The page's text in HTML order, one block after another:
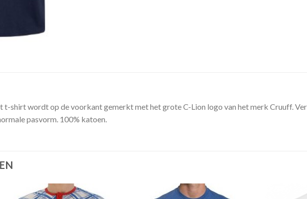
shirt wordt op de voorkant gemerkt met het grote C-Lion logo van het merk Cruuff.
pasvorm. 100% katoen.